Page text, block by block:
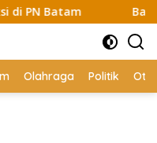
Balita
Olahraga Politik